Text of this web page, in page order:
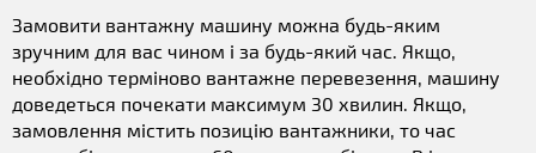
Замовити вантажну машину можна будь-яким
зручним для вас чином і за будь-який час. Якщо,
необхідно терміново вантажне перевезення, машину
доведеться почекати максимум 30 хвилин. Якщо,
замовлення містить позицію вантажники, то час